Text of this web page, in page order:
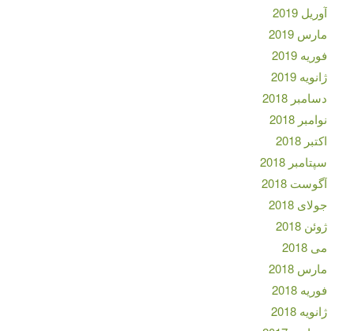
آوریل 2019
مارس 2019
فوریه 2019
ژانویه 2019
دسامبر 2018
نوامبر 2018
اکتبر 2018
سپتامبر 2018
آگوست 2018
جولای 2018
ژوئن 2018
می 2018
مارس 2018
فوریه 2018
ژانویه 2018